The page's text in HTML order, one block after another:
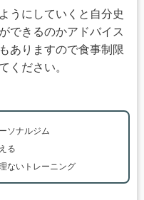
うにしていくと自分史
できるのかアドバイス
ありますので食事制限
ください。
ソナルジム
る
ないトレーニング